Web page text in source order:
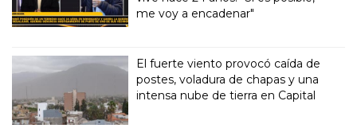
me voy a encadenar"
El fuerte viento provocó caída de
postes, voladura de chapas y una
intensa nube de tierra en Capital